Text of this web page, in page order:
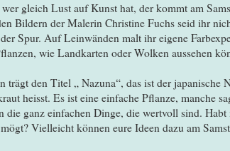
gleich Lust auf Kunst hat, der kommt am
Bildern der Malerin Christine Fuchs seid ihr
Spur. Auf Leinwänden malt ihr eigene
wie Landkarten oder Wolken aussehen
trägt den Titel „ Nazuna“, das ist der japanische
heisst. Es ist eine einfache Pflanze, manche
die ganz einfachen Dinge, die wertvoll sind.
Vielleicht können eure Ideen dazu am